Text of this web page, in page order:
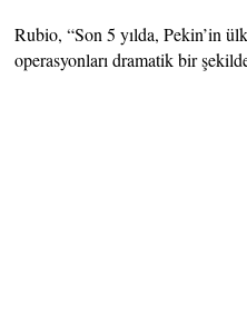
Rubio, “Son 5 yılda, Pekin’in
operasyonları dramatik bir